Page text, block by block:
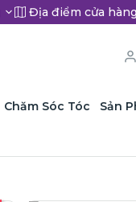
Địa điểm cửa hàng
Chăm Sóc Tóc Sản